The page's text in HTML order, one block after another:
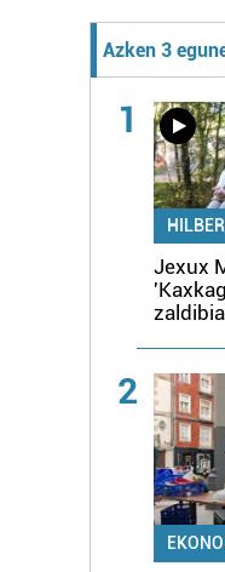
Azken 3
1
Jexux
2